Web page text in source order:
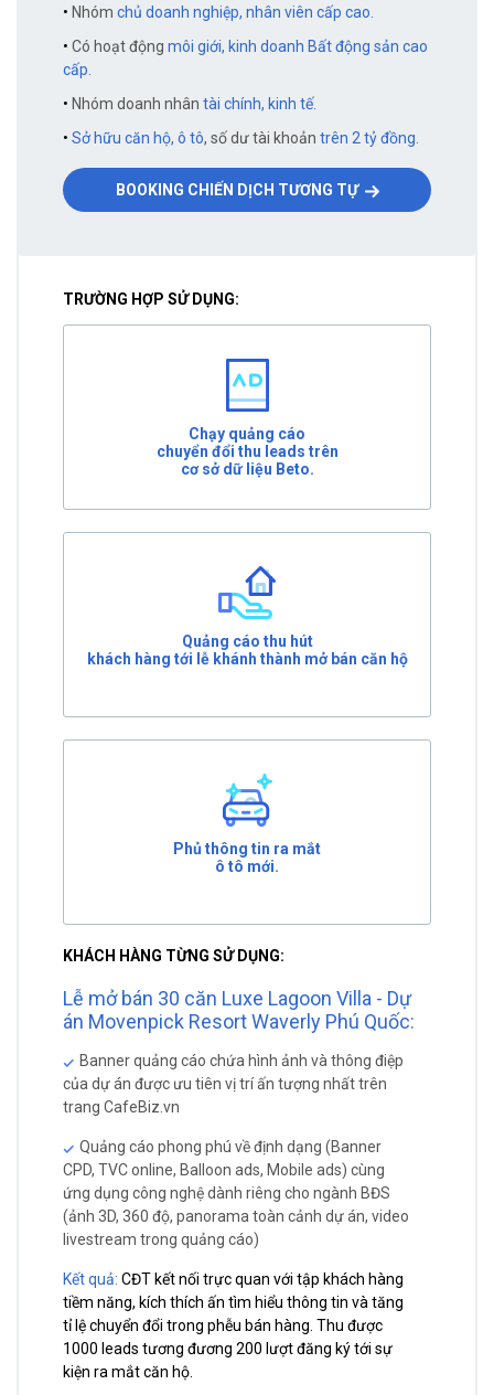
• Nhóm chủ doanh nghiệp, nhân viên cấp cao.
• Có hoạt động môi giới, kinh doanh Bất động sản cao
cấp.
• Nhóm doanh nhân tài chính, kinh tế.
• Sở hữu căn hộ, ô tô, số dư tài khoản trên 2 tỷ đồng.
BOOKING CHIẾN DỊCH TƯƠNG TỰ
TRƯỜNG HỢP SỬ DỤNG:
Chạy quảng cáo
chuyển đổi thu leads trên
cơ sở dữ liệu Beto.
Quảng cáo thu hút
khách hàng tới lễ khánh thành mở bán căn hộ
Phủ thông tin ra mắt
ô tô mới.
KHÁCH HÀNG TỪNG SỬ DỤNG:
Lễ mở bán 30 căn Luxe Lagoon Villa - Dự
án Movenpick Resort Waverly Phú Quốc:
Banner quảng cáo chứa hình ảnh và thông điệp
của dự án được ưu tiên vị trí ấn tượng nhất trên
trang CafeBiz.vn
Quảng cáo phong phú về định dạng (Banner
CPD, TVC online, Balloon ads, Mobile ads) cùng
ứng dụng công nghệ dành riêng cho ngành BĐS
(ảnh 3D, 360 độ, panorama toàn cảnh dự án, video
livestream trong quảng cáo)
Kết quả: CĐT kết nối trực quan với tập khách hàng
tiềm năng, kích thích ấn tìm hiểu thông tin và tăng
tỉ lệ chuyển đổi trong phễu bán hàng. Thu được
1000 leads tương đương 200 lượt đăng ký tới sự
kiện ra mắt căn hộ.